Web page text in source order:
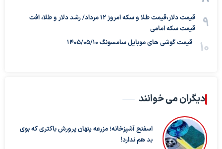
قیمت دلار،قیمت طلا و سکه امروز ۱۲ مرداد/ رشد دلار و طلا، افت
قیمت سکه امامی
قیمت گوشی های موبایل سامسونگ 1405/05/10
دیگران می خوانند
اسفنج آشپزخانه؛ مزرعه پنهان پرورش باکتری که بوی
بد هم ندارد!